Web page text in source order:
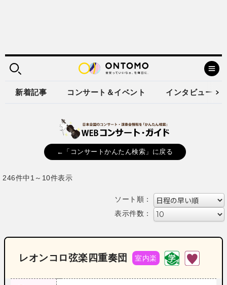
新着記事 コンサート＆イベント インタビュー
←「コンサートかんたん検索」に戻る
246件中1～10件表示
ソート順：
表示件数：
レオンコロ弦楽四重奏団 室内楽